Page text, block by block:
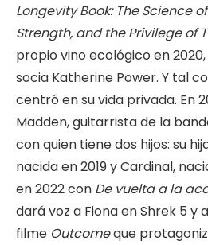
Longevity Book: The Science
Strength, and the Privilege of
propio vino ecológico en 2020,
socia Katherine Power. Y tal
centró en su vida privada. En
Madden, guitarrista de la
con quien tiene dos hijos: su
nacida en 2019 y Cardinal,
en 2022 con De vuelta a la
dará voz a Fiona en Shrek 5 y
filme Outcomeque